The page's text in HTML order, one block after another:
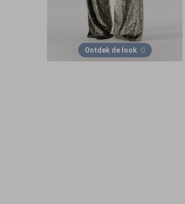
Ontdek de look